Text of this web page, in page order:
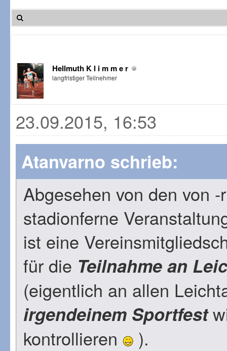
Hellmuth K l i m m e r
langfristiger Teilnehmer
23.09.2015, 16:53
Atanvarno schrieb:
Abgesehen von den von
stadionferne
ist eine
für die Teilnahme an
(eigentlich an allen
irgendeinem Sportfest
kontrollieren
).